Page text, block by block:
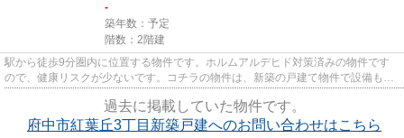
-
築年数：予定
階数：2階建
駅から徒歩9分圏内に位置する物件です。ホルムアルデヒド対策済みの物件です
ので、健康リスクが少ないです。コチラの物件は、新築の戸建て物件で設備も充
過去に掲載していた物件です。
府中市紅葉丘3丁目新築戸建へのお問い合わせはこちら